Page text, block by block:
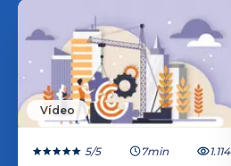
Vídeo
5/5 7min 1.114